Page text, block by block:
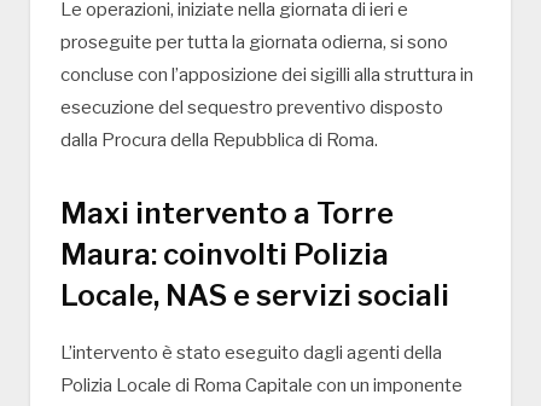
Le operazioni, iniziate nella giornata di ieri e
proseguite per tutta la giornata odierna, si sono
concluse con l’apposizione dei sigilli alla struttura in
esecuzione del sequestro preventivo disposto
dalla Procura della Repubblica di Roma.
Maxi intervento a Torre
Maura: coinvolti Polizia
Locale, NAS e servizi sociali
L’intervento è stato eseguito dagli agenti della
Polizia Locale di Roma Capitale con un imponente